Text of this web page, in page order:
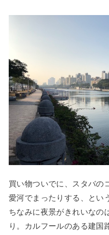
買い物ついでに、スタバの
愛河でまったりする、とい
ちなみに夜景がきれいなの
り。カルフールのある建国